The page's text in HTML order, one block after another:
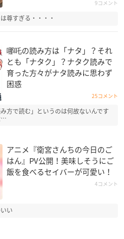
9コメント
尊すぎる・・・・
哪吒の読み方は「ナタ」？それ
とも「ナタク」？ナタク読みで
育った方々がナタ読みに思わず
困惑
25コメント
方で読む」というのは何故ないんです
…
アニメ『衛宮さんちの今日のご
はん』PV公開！美味しそうにご
飯を食べるセイバーが可愛い！
4コメント
い